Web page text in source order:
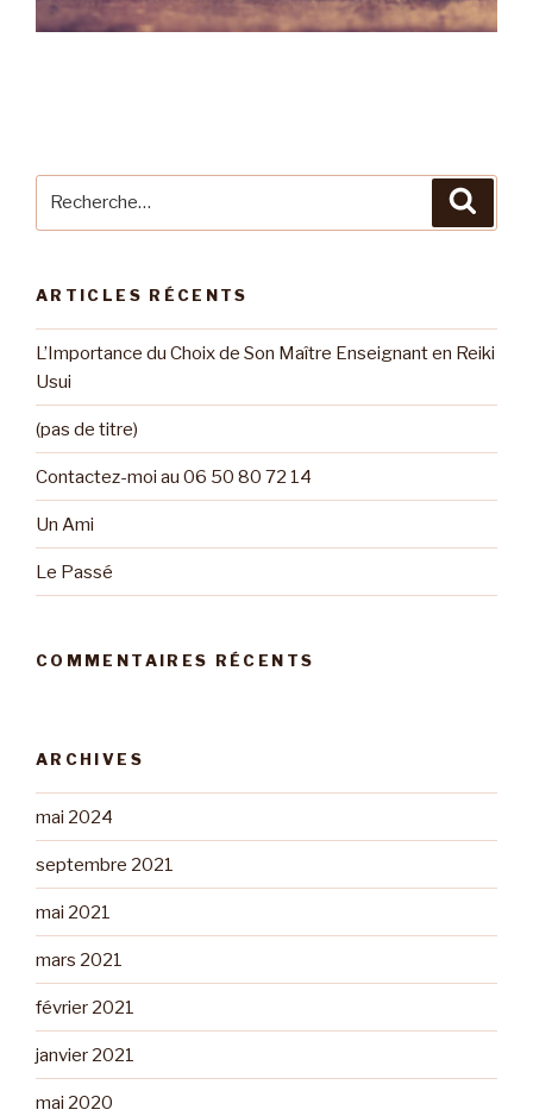
ARTICLES RÉCENTS
L’Importance du Choix de Son Maître Enseignant en Reiki
Usui
(pas de titre)
Contactez-moi au 06 50 80 72 14
Un Ami
Le Passé
COMMENTAIRES RÉCENTS
ARCHIVES
mai 2024
septembre 2021
mai 2021
mars 2021
février 2021
janvier 2021
mai 2020